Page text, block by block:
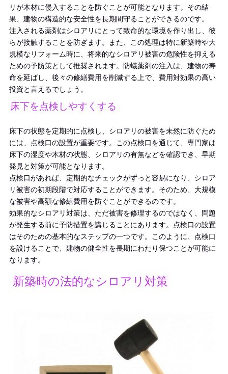
リが木材に侵入することを防ぐことが可能となります。その結
果、建物の構造的な安全性を長期間守ることができるのです。
注入される薬剤はシロアリにとって致命的な環境を作り出し、彼
らが接触することを防ぎます。また、この処理は特に新築時や大
規模なリフォーム時に、将来的なシロアリ被害の危険性を抑える
ための予防策として推奨されます。防蟻薬剤の注入は、建物の寿
命を延ばし、後々の修繕費用を削減する上で、費用対効果の高い
投資と言えるでしょう。
床下を点検しやすくする
床下の状態を定期的に点検し、シロアリの被害を未然に防ぐため
には、点検口の設置が重要です。この点検口を通じて、専門家は
床下の湿度や木材の状態、シロアリの有無などを確認でき、早期
発見と対策が可能となります。
点検口があれば、定期的なチェックがずっと容易になり、シロア
リ被害の初期段階で対応することができます。そのため、大規模
な被害や高額な修繕費用を防ぐことができるのです。
効果的なシロアリ対策は、ただ被害を修理するのではなく、問題
が発生する前に予防措置を講じることにあります。点検口の設置
はそのための基本的なステップの一つです。このように、点検口
を設けることで、建物の健全性を長期にわたり保つことが可能に
なります。
新築時の法的なシロアリ対策